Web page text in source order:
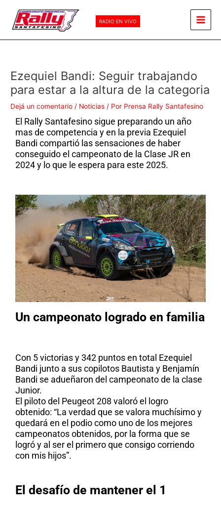
contenido
RADIO EN VIVO
Main
Ezequiel Bandi: Seguir trabajando
para estar a la altura de la categoria
Dejá un comentario / Noticias / Por Prensa Rally Santafesino
El Rally Santafesino sigue preparando un año
mas de competencia y en la previa Ezequiel
Bandi compartió las sensaciones de haber
conseguido el campeonato de la Clase JR en
2024 y lo que le espera para este 2025.
Un campeonato logrado en familia
Con 5 victorias y 342 puntos en total Ezequiel
Bandi junto a sus copilotos Bautista y Benjamín
Bandi se adueñaron del campeonato de la clase
Junior.
El piloto del Peugeot 208 valoró el logro
obtenido: “La verdad que se valora muchísimo y
quedará en el podio como uno de los mejores
campeonatos obtenidos, por la forma que se
logró y al ser el primero que consigo corriendo
con mis hijos”.
El desafío de mantener el 1